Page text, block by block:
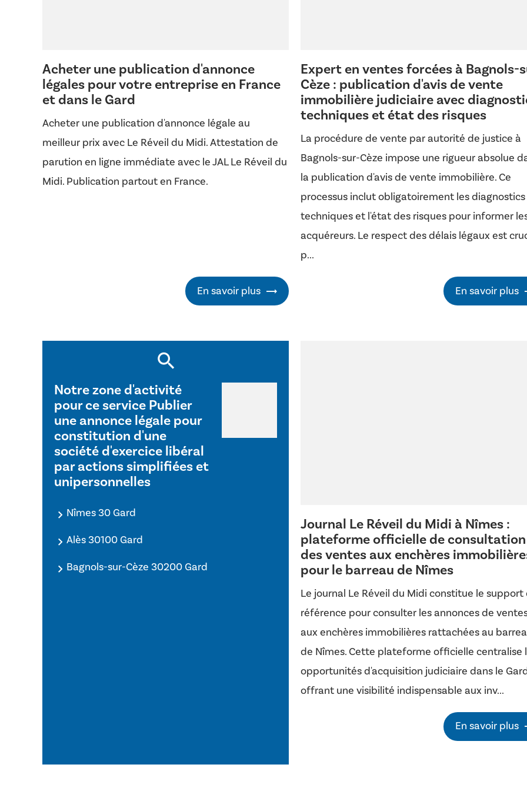
Acheter une publication d'annonce
légales pour votre entreprise en France
et dans le Gard
Acheter une publication d'annonce légale au
meilleur prix avec Le Réveil du Midi. Attestation de
parution en ligne immédiate avec le JAL Le Réveil du
Midi. Publication partout en France.
En savoir plus
Expert en ventes forcées à Bagnols-
Cèze : publication d'avis de vente
immobilière judiciaire avec
techniques et état des risques
La procédure de vente par autorité de justice à
Bagnols-sur-Cèze impose une rigueur absolue
la publication d'avis de vente immobilière. Ce
processus inclut obligatoirement les diagnostics
techniques et l'état des risques pour informer
acquéreurs. Le respect des délais légaux est
p...
En savoir plus
Notre zone d'activité
pour ce service Publier
une annonce légale pour
constitution d'une
société d'exercice libéral
par actions simplifiées et
unipersonnelles
Nîmes 30 Gard
Alès 30100 Gard
Bagnols-sur-Cèze 30200 Gard
Journal Le Réveil du Midi à Nîmes :
plateforme officielle de consultation
des ventes aux enchères
pour le barreau de Nîmes
Le journal Le Réveil du Midi constitue le support
référence pour consulter les annonces de
aux enchères immobilières rattachées au
de Nîmes. Cette plateforme officielle centralise
opportunités d'acquisition judiciaire dans le
offrant une visibilité indispensable aux inv...
En savoir plus